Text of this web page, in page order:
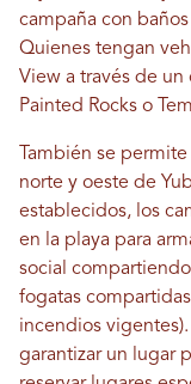
campaña con
Quienes tengan
View a través de
Painted Rocks o
También se
norte y oeste de
establecidos, los
en la playa para
social
fogatas
incendios
garantizar un lugar